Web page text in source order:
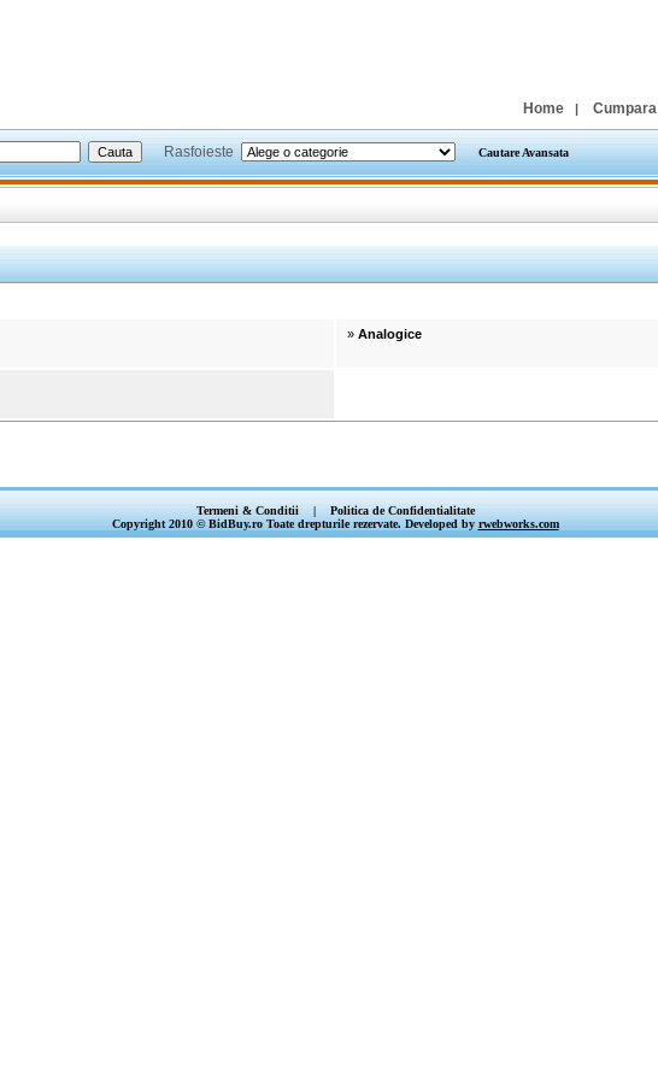
Home | Cumpara
Rasfoieste Cautare Avansata
» Analogice
Termeni & Conditii |
Politica de Confidentialitate
Copyright 2010 © BidBuy.ro Toate drepturile rezervate. Developed by rwebworks.com